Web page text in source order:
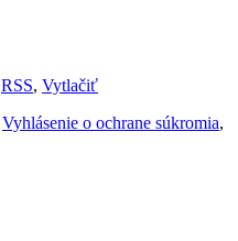
RSS, Vytlačiť
Vyhlásenie o ochrane súkromia,